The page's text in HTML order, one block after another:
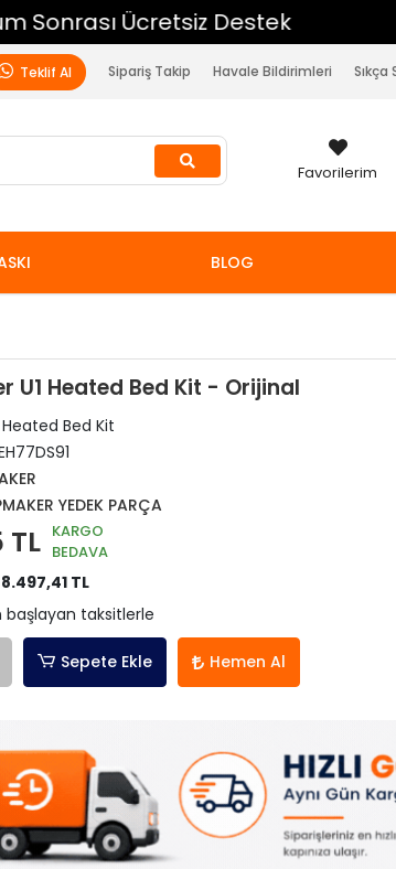
Destek
Teklif Al Sipariş Takip Havale Bildirimleri Sıkça
Favorilerim
BLOG
U1 Heated Bed Kit - Orijinal
Bed Kit
YEDEK PARÇA
TL KARGO
BEDAVA
8.497,41 TL
başlayan taksitlerle
Sepete Ekle Hemen Al